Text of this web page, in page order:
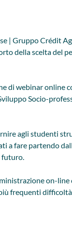
| Gruppo Crédit
della scelta del
di webinar online
Socio-
agli studenti
a fare partendo
futuro.
on-
frequenti